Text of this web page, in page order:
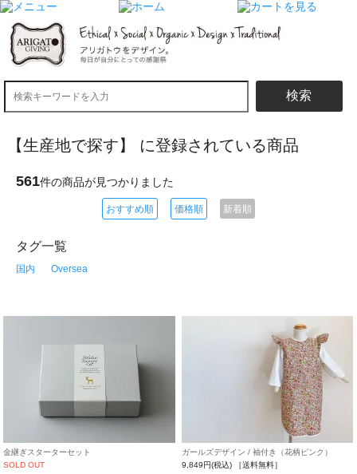
検索
【生産地で探す】 に登録されている商品
561件の商品が見つかりました
おすすめ順 価格順 新着順
タグ一覧
国内 Oversea
金継ぎスターターセット
SOLD OUT
ガールズデザイン / 袖付き（花柄ピンク）
9,849円(税込)
［送料無料］